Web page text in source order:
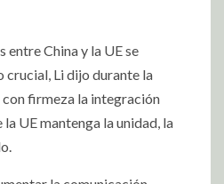
entre China y la UE se
crucial, Li dijo durante la
con firmeza la integración
la UE mantenga la unidad, la